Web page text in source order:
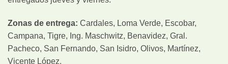
Zonas de entrega: Cardales, Loma Verde, Escobar,
Campana, Tigre, Ing. Maschwitz, Benavidez, Gral.
Pacheco, San Fernando, San Isidro, Olivos, Martínez,
Vicente López.